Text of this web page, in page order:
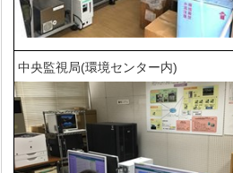
中央監視局(環境センター内)